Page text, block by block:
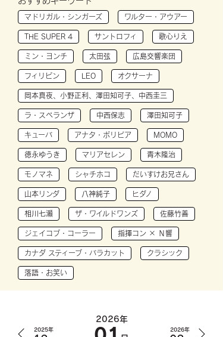
マドリガル・シンガーズ ワルター・アウアー
THE SUPER 4 サントロフィ 歌心りえ
ミン・ヨンチ 太田弦 広島交響楽団
フィリピン LEO オクサーナ
岡本真夜、小野正利、澤田知可子、中西圭三
ラ・スペランザ 中西保志 澤田知可子
キューバ アナタ・ボリビア MOMO
徳永ゆうき マリアセレン 青木隆治
モノマネ シャチホコ だいすけお兄さん
山本リンダ 八神純子 ヒダノ
相川七瀬 ザ・ワイルドワンズ 佐藤竹善
ジェイコブ・コーラー 指揮コン × Ｎ響
カナダ スティーブ・バラカット クラシック
落語・お笑い
2025年
2026年
2026年